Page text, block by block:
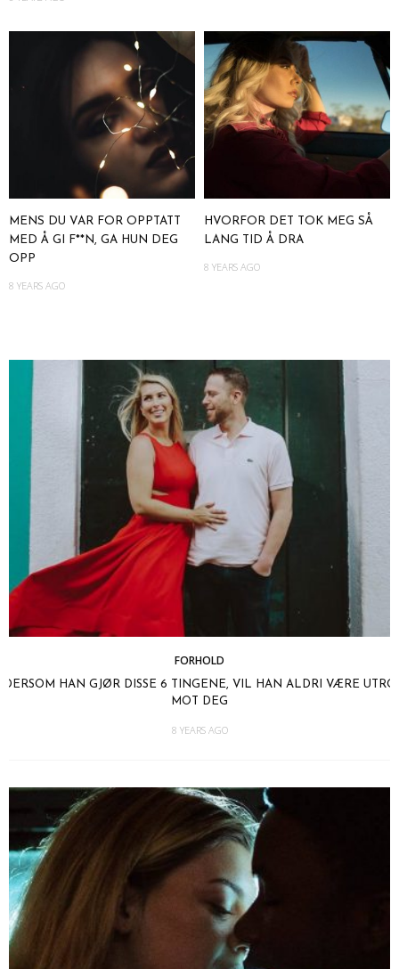
MENS DU VAR FOR OPPTATT
MED Å GI F**N, GA HUN DEG
OPP
8 YEARS AGO
HVORFOR DET TOK MEG SÅ
LANG TID Å DRA
8 YEARS AGO
FORHOLD
DERSOM HAN GJØR DISSE 6 TINGENE, VIL HAN ALDRI VÆRE UTRO
MOT DEG
8 YEARS AGO